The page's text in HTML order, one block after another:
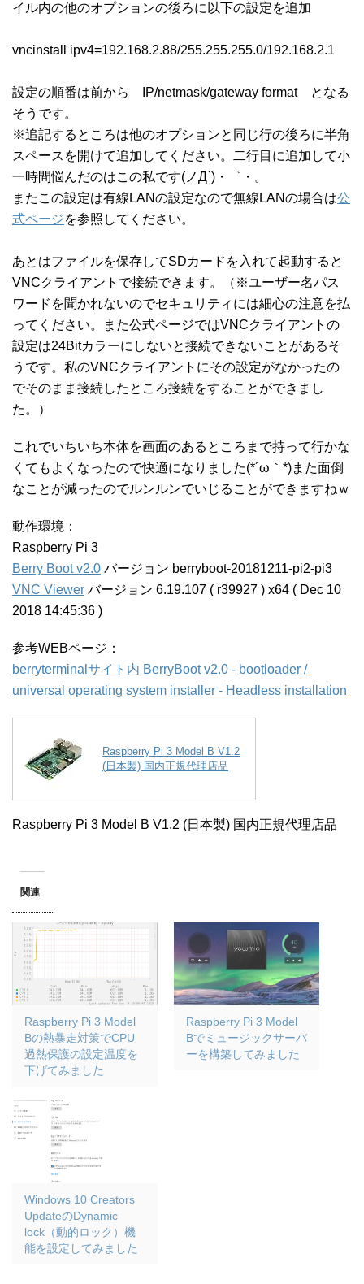
イル内の他のオプションの後ろに以下の設定を追加
vncinstall ipv4=192.168.2.88/255.255.255.0/192.168.2.1
設定の順番は前から IP/netmask/gateway format となる
そうです。
※追記するところは他のオプションと同じ行の後ろに半角
スペースを開けて追加してください。二行目に追加して小
一時間悩んだのはこの私です(ノД`)・゜・。
またこの設定は有線LANの設定なので無線LANの場合は公
式ページを参照してください。
あとはファイルを保存してSDカードを入れて起動すると
VNCクライアントで接続できます。（※ユーザー名パス
ワードを聞かれないのでセキュリティには細心の注意を払
ってください。また公式ページではVNCクライアントの
設定は24Bitカラーにしないと接続できないことがあるそ
うです。私のVNCクライアントにその設定がなかったの
でそのまま接続したところ接続をすることができまし
た。）
これでいちいち本体を画面のあるところまで持って行かな
くてもよくなったので快適になりました(*´ω｀*)また面倒
なことが減ったのでルンルンでいじることができますねｗ
動作環境：
Raspberry Pi 3
Berry Boot v2.0 バージョン berryboot-20181211-pi2-pi3
VNC Viewer バージョン 6.19.107 ( r39927 ) x64 ( Dec 10
2018 14:45:36 )
参考WEBページ：
berryterminalサイト内 BerryBoot v2.0 - bootloader /
universal operating system installer - Headless installation
Raspberry Pi 3 Model B V1.2
(日本製) 国内正規代理店品
Raspberry Pi 3 Model B V1.2 (日本製) 国内正規代理店品
関連
Raspberry Pi 3 Model
Bの熱暴走対策でCPU
過熱保護の設定温度を
下げてみました
Raspberry Pi 3 Model
Bでミュージックサーバ
ーを構築してみました
Windows 10 Creators
UpdateのDynamic
lock（動的ロック）機
能を設定してみました